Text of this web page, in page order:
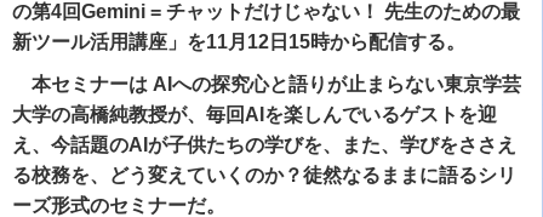
の第4回Gemini = チャットだけじゃない！ 先生のための最
新ツール活用講座」を11月12日15時から配信する。
本セミナーは AIへの探究心と語りが止まらない東京学芸
大学の高橋純教授が、毎回AIを楽しんでいるゲストを迎
え、今話題のAIが子供たちの学びを、また、学びをささえ
る校務を、どう変えていくのか？徒然なるままに語るシリ
ーズ形式のセミナーだ。